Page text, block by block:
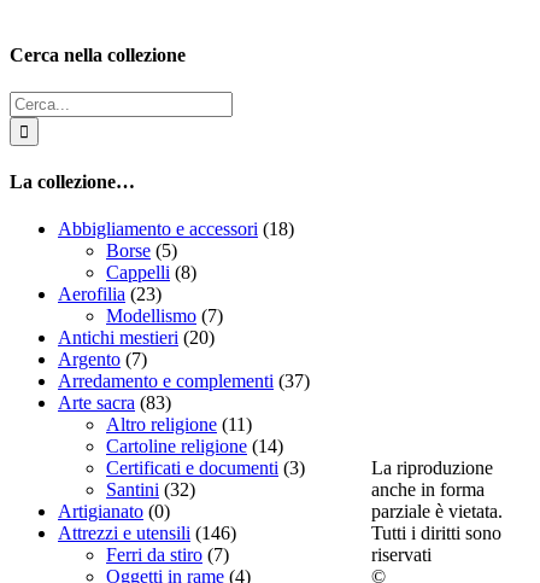
Cerca nella collezione
Cerca
per:
La collezione…
Abbigliamento e accessori (18)
Borse (5)
Cappelli (8)
Aerofilia (23)
Modellismo (7)
Antichi mestieri (20)
Argento (7)
Arredamento e complementi (37)
Arte sacra (83)
Altro religione (11)
Cartoline religione (14)
Certificati e documenti (3)
Santini (32)
Artigianato (0)
Attrezzi e utensili (146)
Ferri da stiro (7)
Oggetti in rame (4)
La riproduzione
anche in forma
parziale è vietata.
Tutti i diritti sono
riservati
©